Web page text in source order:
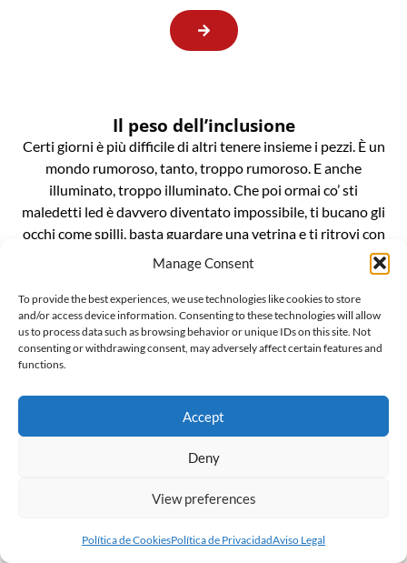
Manage Consent
To provide the best experiences, we use technologies like cookies to store
and/or access device information. Consenting to these technologies will allow
us to process data such as browsing behavior or unique IDs on this site. Not
consenting or withdrawing consent, may adversely affect certain features and
functions.
Accept
Deny
View preferences
Política de CookiesPolítica de PrivacidadAviso Legal
Il peso dell’inclusione
Certi giorni è più difficile di altri tenere insieme i pezzi. È un
mondo rumoroso, tanto, troppo rumoroso. E anche
illuminato, troppo illuminato. Che poi ormai co’ sti
maledetti led è davvero diventato impossibile, ti bucano gli
occhi come spilli, basta guardare una vetrina e ti ritrovi con
le cornee bruciate. È un casino da […]
L’invenzionde della “gender ideology”
Il mondo sussulta incredulo alla notizia che Penny Polar
Bear, compagna di scuola di Peppa pig, ha raccontato alle
compagne e ai compagni di classe di avere due mamme. E
gender”. Ma voglio darvi una notizia ancora più
esiste, è […]